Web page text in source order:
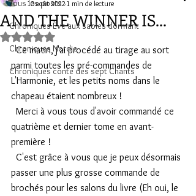
Tous les posts
Chroniques Ève aux sables dormant
Chroniques Nordie
Chroniques conte des sept Chants
AND THE WINNER IS...
10 août 20221 min de lecture
Noté NaN étoiles sur 5.
  Ce matin, j'ai procédé au tirage au sort
parmi toutes les pré-commandes de
L'Harmonie, et les petits noms dans le
chapeau étaient nombreux !
quatrième et dernier tome en avant-
première !
passer une plus grosse commande de
brochés pour les salons du livre (Eh oui, le